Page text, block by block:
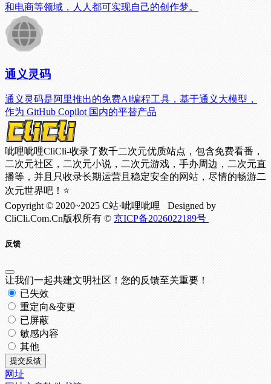
和电商等领域，人人都可实现自己的创作梦。
通义灵码
通义灵码是阿里推出的免费AI编程工具，基于通义大模型，
作为 GitHub Copilot 国内的平替产品
呲哩呲哩CliCli-收录了数千二次元优质站点，包含免费看番，
二次元社区，二次元小说，二次元游戏，手办周边，二次元直
播等，并且只收录长期运营且稳定安全的网站，尽情的畅游二
次元世界吧！⭐
Copyright © 2020~2025 C站·呲哩呲哩 Designed by
CliCli.Com.Cn版权所有 © 京ICP备2026022189号
反馈
让我们一起共建文明社区！您的反馈至关重要！
已失效
重定向&变更
已屏蔽
敏感内容
其他
提交反馈
网址